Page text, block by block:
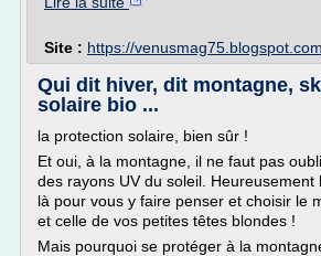
Site : https://venusmag75.blogspot.com
Qui dit hiver, dit montagne,
solaire bio ...
la protection solaire, bien sûr !
Et oui, à la montagne, il ne faut pas
des rayons UV du soleil. Heureusement
là pour vous y faire penser et choisir le
et celle de vos petites têtes blondes !
Mais pourquoi se protéger à la